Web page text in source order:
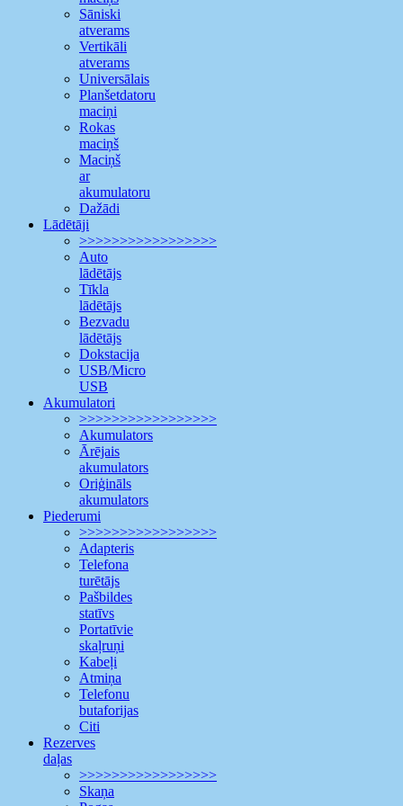
Sāniski
atverams
Vertikāli
atverams
Universālais
Planšetdatoru
maciņi
Rokas
maciņš
Maciņš
ar
akumulatoru
Dažādi
Lādētāji
>>>>>>>>>>>>>>>>>
Auto
lādētājs
Tīkla
lādētājs
Bezvadu
lādētājs
Dokstacija
USB/Micro
USB
Akumulatori
>>>>>>>>>>>>>>>>>
Akumulators
Ārējais
akumulators
Oriģināls
akumulators
Piederumi
>>>>>>>>>>>>>>>>>
Adapteris
Telefona
turētājs
Pašbildes
statīvs
Portatīvie
skaļruņi
Kabeļi
Atmiņa
Telefonu
butaforijas
Citi
Rezerves
daļas
>>>>>>>>>>>>>>>>>
Skaņa